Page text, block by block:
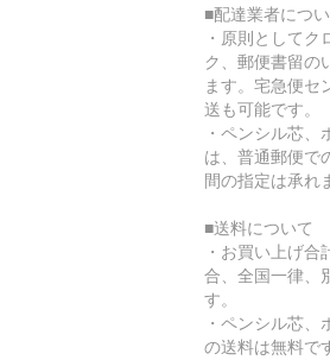
■配達業者につ
・原則として
ク、郵便書留の
ます。宅急便セ
送も可能です。
・ペンシル芯
は、普通郵便で
間の指定は承れ
■送料について
・お買い上げ
合、全国一律、
す。
・ペンシル芯
の送料は無料で